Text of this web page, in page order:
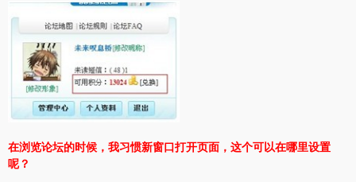
在浏览论坛的时候，我习惯新窗口打开页面，这个可以在哪里设置
呢？